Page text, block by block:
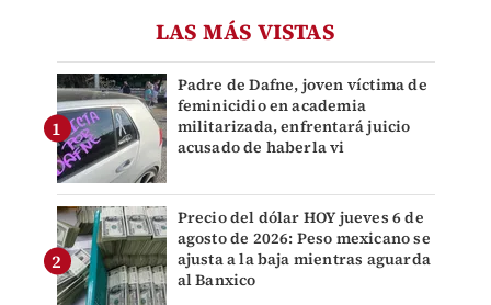
LAS MÁS VISTAS
Padre de Dafne, joven víctima de
feminicidio en academia
militarizada, enfrentará juicio
acusado de haberla vi
Precio del dólar HOY jueves 6 de
agosto de 2026: Peso mexicano se
ajusta a la baja mientras aguarda
al Banxico